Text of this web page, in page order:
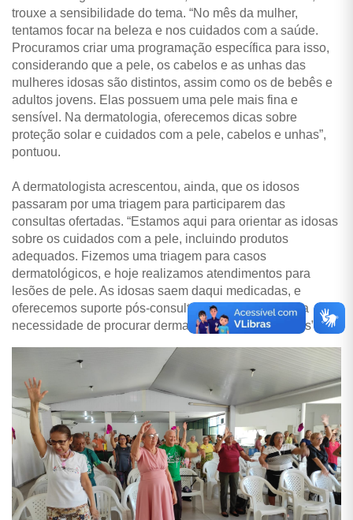
trouxe a sensibilidade do tema. “No mês da mulher,
tentamos focar na beleza e nos cuidados com a saúde.
Procuramos criar uma programação específica para isso,
considerando que a pele, os cabelos e as unhas das
mulheres idosas são distintos, assim como os de bebês e
adultos jovens. Elas possuem uma pele mais fina e
sensível. Na dermatologia, oferecemos dicas sobre
proteção solar e cuidados com a pele, cabelos e unhas”,
pontuou.
A dermatologista acrescentou, ainda, que os idosos
passaram por uma triagem para participarem das
consultas ofertadas. “Estamos aqui para orientar as idosas
sobre os cuidados com a pele, incluindo produtos
adequados. Fizemos uma triagem para casos
dermatológicos, e hoje realizamos atendimentos para
lesões de pele. As idosas saem daqui medicadas, e
oferecemos suporte pós-consulta no SUS, evitando a
necessidade de procurar dermatologistas particulares”.